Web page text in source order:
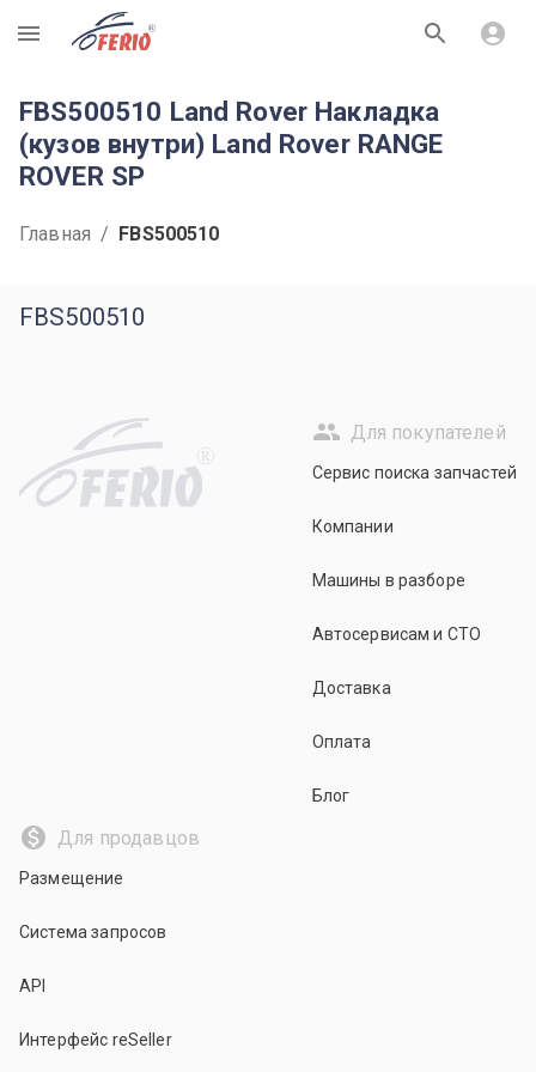
R
FBS500510 Land Rover Накладка
(кузов внутри) Land Rover RANGE
ROVER SP
Главная / FBS500510
FBS500510
R
Для покупателей
Сервис поиска запчастей
Компании
Машины в разборе
Автосервисам и СТО
Доставка
Оплата
Блог
Для продавцов
Размещение
Система запросов
API
Интерфейс reSeller